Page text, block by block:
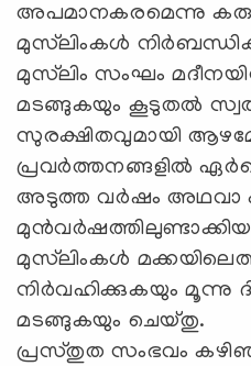
അപമാനകരമെന്നു
മുസ്‌ലിംകള്‍
മുസ്‌ലിം സംഘം
മടങ്ങുകയും കൂടുതല്‍
സുരക്ഷിതവുമായി
പ്രവര്‍ത്തനങ്ങളില്‍
അടുത്ത വര്‍ഷം അഥവാ
മുസ്‌ലിംകള്‍
നിര്‍വഹിക്കുകയും മൂന്നു
മടങ്ങുകയും ചെയ്തു.
പ്രസ്തുത സംഭവം